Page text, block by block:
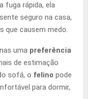
fuga rápida, ela
seguro na casa,
que causem medo.
uma preferência
de estimação
sofá, o felino pode
para dormir,